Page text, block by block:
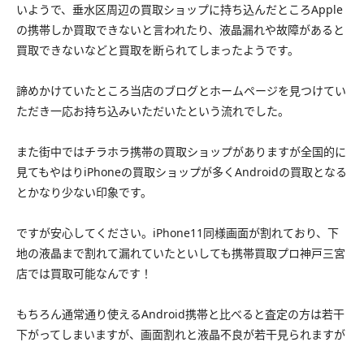
いようで、垂水区周辺の買取ショップに持ち込んだところApple
の携帯しか買取できないと言われたり、液晶漏れや故障があると
買取できないなどと買取を断られてしまったようです。
諦めかけていたところ当店のブログとホームページを見つけてい
ただき一応お持ち込みいただいたという流れでした。
また街中ではチラホラ携帯の買取ショップがありますが全国的に
見てもやはりiPhoneの買取ショップが多くAndroidの買取となる
とかなり少ない印象です。
ですが安心してください。iPhone11同様画面が割れており、下
地の液晶まで割れて漏れていたといしても携帯買取プロ神戸三宮
店では買取可能なんです！
もちろん通常通り使えるAndroid携帯と比べると査定の方は若干
下がってしまいますが、画面割れと液晶不良が若干見られますが